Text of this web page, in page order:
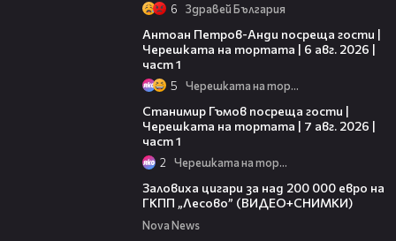
6 Здравей България
Антоан Петров-Анди посреща гости |
Черешката на тортата | 6 авг. 2026 |
част 1
5 Черешката на тортата
Станимир Гъмов посреща гости |
Черешката на тортата | 7 авг. 2026 |
част 1
2 Черешката на тортата
Заловиха цигари за над 200 000 евро на
ГКПП „Лесово” (ВИДЕО+СНИМКИ)
Nova News